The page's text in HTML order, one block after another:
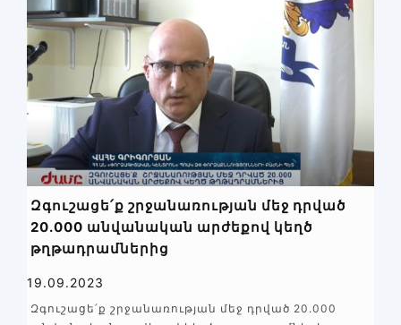
Զգուշացե՛ք շրջանառության մեջ դրված
20.000 անվանական արժեքով կեղծ
թղթադրամներից
19.09.2023
Զգուշացե՛ք շրջանառության մեջ դրված 20.000